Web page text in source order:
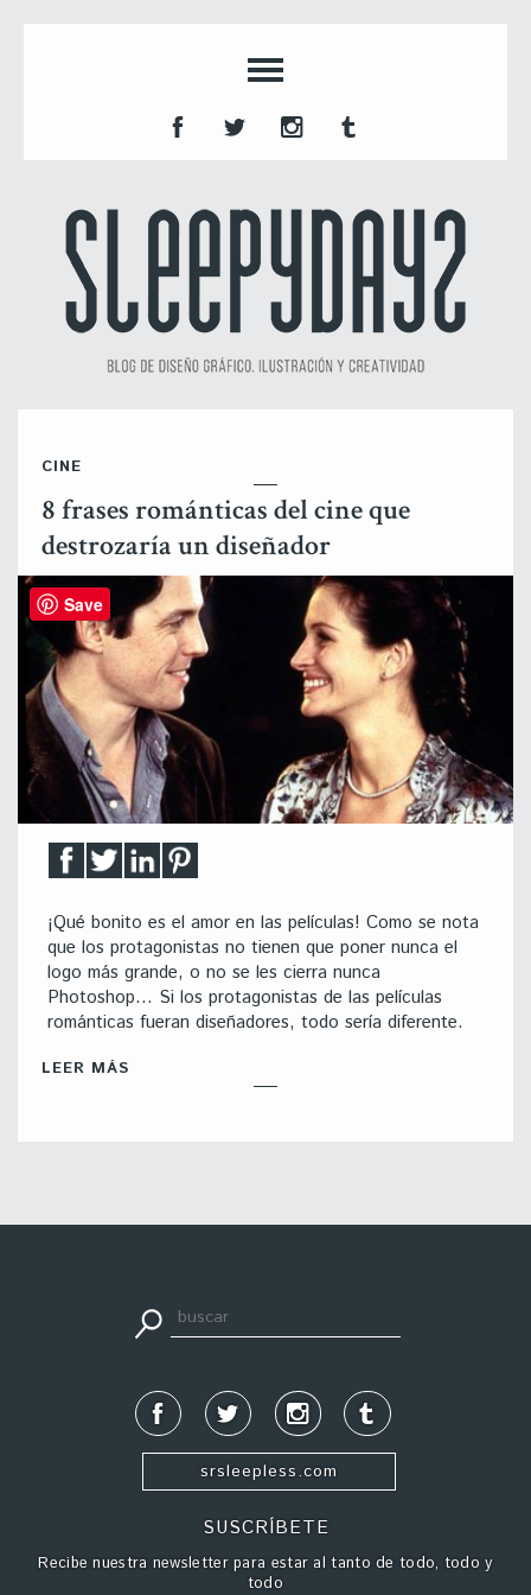
CINE
8 frases románticas del cine que
destrozaría un diseñador
¡Qué bonito es el amor en las películas! Como se nota
que los protagonistas no tienen que poner nunca el
logo más grande, o no se les cierra nunca
Photoshop… Si los protagonistas de las películas
románticas fueran diseñadores, todo sería diferente.
LEER MÁS
srsleepless.com
SUSCRÍBETE
Recibe nuestra newsletter para estar al tanto de todo, todo y
todo
Save